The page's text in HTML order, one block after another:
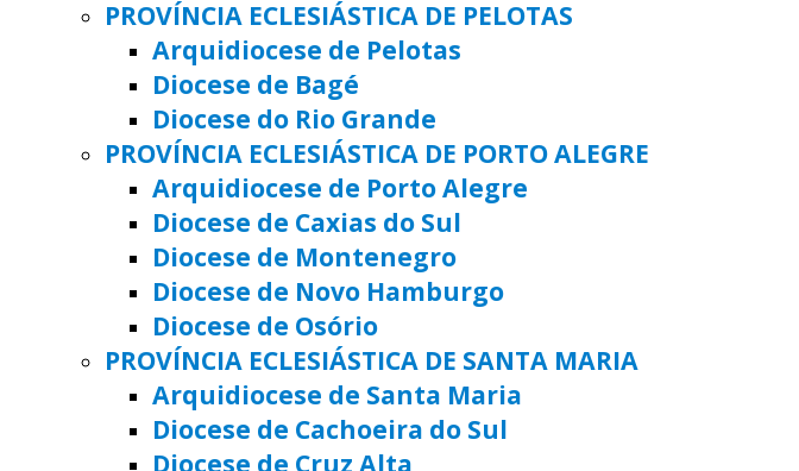
PROVÍNCIA ECLESIÁSTICA DE PELOTAS
Arquidiocese de Pelotas
Diocese de Bagé
Diocese do Rio Grande
PROVÍNCIA ECLESIÁSTICA DE PORTO ALEGRE
Arquidiocese de Porto Alegre
Diocese de Caxias do Sul
Diocese de Montenegro
Diocese de Novo Hamburgo
Diocese de Osório
PROVÍNCIA ECLESIÁSTICA DE SANTA MARIA
Arquidiocese de Santa Maria
Diocese de Cachoeira do Sul
Diocese de Cruz Alta